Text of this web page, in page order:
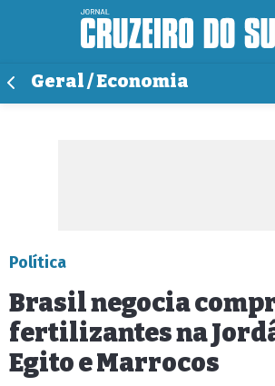
Geral / Economia
Política
Brasil negocia
fertilizantes na
Egito e Marrocos